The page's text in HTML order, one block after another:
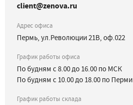
client@zenova.ru
Адрес офиса
Пермь, ул.Революции 21В, оф.022
График работы офиса
По будням с 8.00 до 16.00 по МСК
По будням с 10.00 до 18.00 по Перми
График работы склада